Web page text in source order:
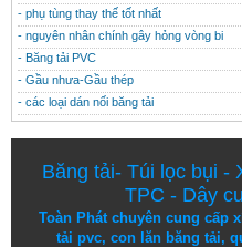
- phụ tùng thay thế tốt nhất
- nguyên nhân chính gây hỏng vòng bi
- Băng tải PVC
- Gầu nhưa-Gầu thép
- các loại dán nối băng tải
Băng tải- Túi lọc bụi -
TPC - Dây
Toàn Phát chuyên cung cấp
tải pvc,con lăn băng tải,